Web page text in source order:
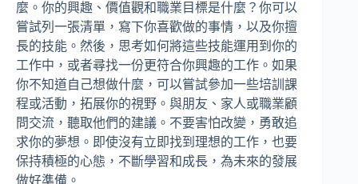
麼。你的興趣、價值觀和職業目標是什麼？你可以
嘗試列一張清單，寫下你喜歡做的事情，以及你擅
長的技能。然後，思考如何將這些技能運用到你的
工作中，或者尋找一份更符合你興趣的工作。如果
你不知道自己想做什麼，可以嘗試參加一些培訓課
程或活動，拓展你的視野。與朋友、家人或職業顧
問交流，聽取他們的建議。不要害怕改變，勇敢追
求你的夢想。即使沒有立即找到理想的工作，也要
保持積極的心態，不斷學習和成長，為未來的發展
做好準備。